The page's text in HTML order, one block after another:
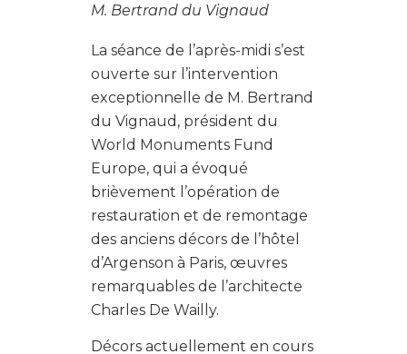
M. Bertrand du Vignaud
La séance de l’après-midi s’est
ouverte sur l’intervention
exceptionnelle de M. Bertrand
du Vignaud, président du
World Monuments Fund
Europe, qui a évoqué
brièvement l’opération de
restauration et de remontage
des anciens décors de l’hôtel
d’Argenson à Paris, œuvres
remarquables de l’architecte
Charles De Wailly.
Décors actuellement en cours